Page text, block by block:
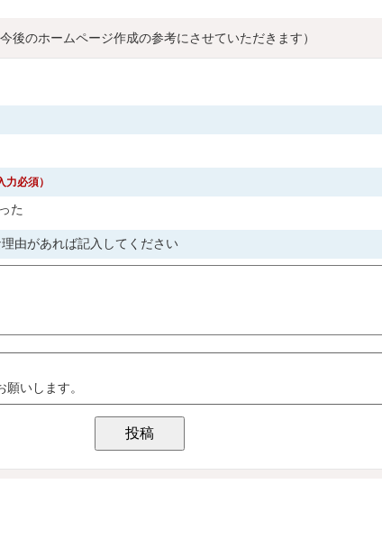
後のホームページ作成の参考にさせていただきます）
力必須）
た
由があれば記入してください
いします。